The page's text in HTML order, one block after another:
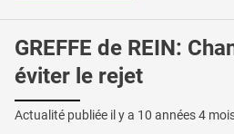
GREFFE de REIN:
éviter le rejet
Actualité publiée il y a 10 années 4